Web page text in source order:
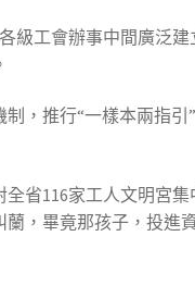
級工會辦事中間廣泛
，推行“一樣本兩指
省116家工人文明宮
，畢竟那孩子，投進